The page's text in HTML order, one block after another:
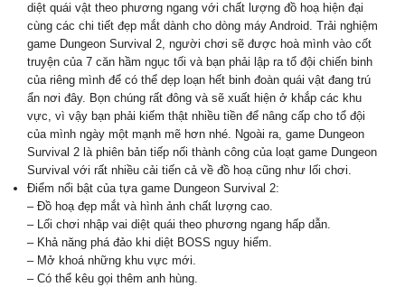
diệt quái vật theo phương ngang với chất lượng đồ hoạ hiện đại
cùng các chi tiết đẹp mắt dành cho dòng máy Android. Trải nghiệm
game Dungeon Survival 2, người chơi sẽ được hoà mình vào cốt
truyện của 7 căn hầm ngục tối và bạn phải lập ra tổ đội chiến binh
của riêng mình để có thể dẹp loạn hết binh đoàn quái vật đang trú
ẩn nơi đây. Bọn chúng rất đông và sẽ xuất hiện ở khắp các khu
vực, vì vậy bạn phải kiếm thật nhiều tiền để nâng cấp cho tổ đội
của mình ngày một mạnh mẽ hơn nhé. Ngoài ra, game Dungeon
Survival 2 là phiên bản tiếp nối thành công của loạt game Dungeon
Survival với rất nhiều cải tiến cả về đồ hoạ cũng như lối chơi.
Điểm nổi bật của tựa game Dungeon Survival 2:
– Đồ hoạ đẹp mắt và hình ảnh chất lượng cao.
– Lối chơi nhập vai diệt quái theo phương ngang hấp dẫn.
– Khả năng phá đảo khi diệt BOSS nguy hiểm.
– Mở khoá những khu vực mới.
– Có thể kêu gọi thêm anh hùng.